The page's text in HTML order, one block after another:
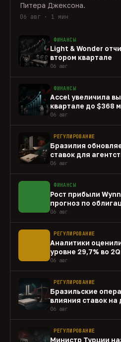
Питера Джексона.
06 авг · 1 мин
ФИНАНСЫ
Light & Wonder
втором квартале
06 авг
ФИНАНСЫ
Accel увеличила
квартале до $368
06 авг
РЕГУЛИРОВАНИЕ
Бразилия
ставок для
06 авг
ФИНАНСЫ
Рост прибыли
прогноз по
capex
06 авг
РЕГУЛИРОВАНИЕ
Аналитики
уровне 29,7% во
06 авг
РЕГУЛИРОВАНИЕ
Бразильские
влияния ставок
06 авг
РЕГУЛИРОВАНИЕ
Министр Турции